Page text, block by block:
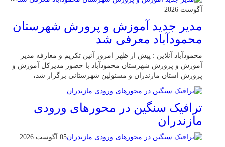
آگوست 2026
مدیر جدید آموزش و پرورش شهرستان
محمودآباد معرفی شد
محمودآباد آنلاین : پیش از ظهر امروز آئین تکریم و معارفه مدیر
آموزش و پرورش شهرستان محمودآباد با حضور مدیرکل آموزش و
پرورش استان مازندران و مسئولین شهرستانی برگزار شد،
ترافیک سنگین در محور‌های ورودی
مازندران
05 آگوست 2026